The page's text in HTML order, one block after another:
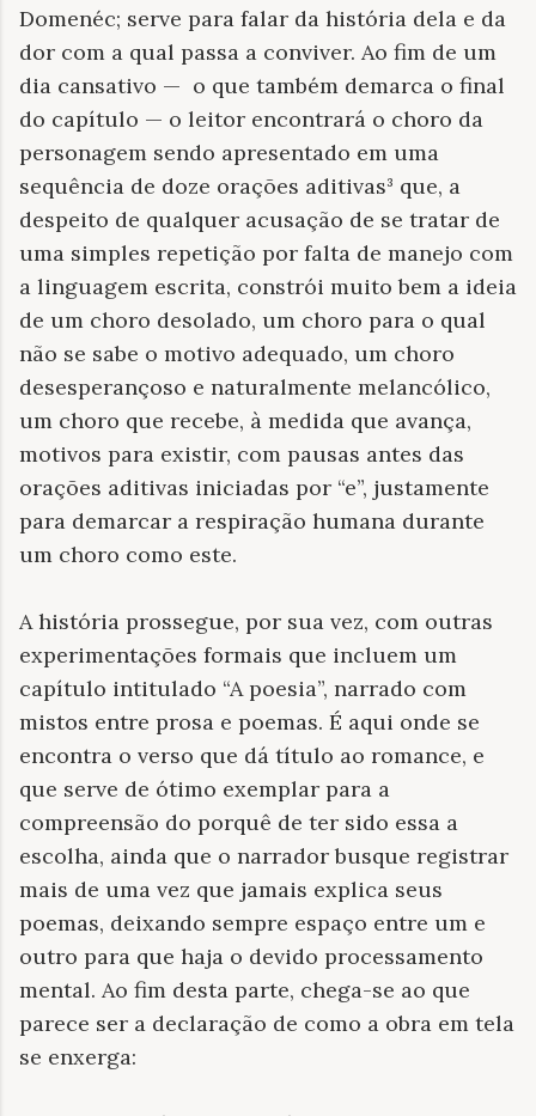
Domenéc; serve para falar da história dela e da
dor com a qual passa a conviver. Ao fim de um
dia cansativo — o que também demarca o final
do capítulo — o leitor encontrará o choro da
personagem sendo apresentado em uma
sequência de doze orações aditivas³ que, a
despeito de qualquer acusação de se tratar de
uma simples repetição por falta de manejo com
a linguagem escrita, constrói muito bem a ideia
de um choro desolado, um choro para o qual
não se sabe o motivo adequado, um choro
desesperançoso e naturalmente melancólico,
um choro que recebe, à medida que avança,
motivos para existir, com pausas antes das
orações aditivas iniciadas por “e”, justamente
para demarcar a respiração humana durante
um choro como este.
A história prossegue, por sua vez, com outras
experimentações formais que incluem um
capítulo intitulado “A poesia”, narrado com
mistos entre prosa e poemas. É aqui onde se
encontra o verso que dá título ao romance, e
que serve de ótimo exemplar para a
compreensão do porquê de ter sido essa a
escolha, ainda que o narrador busque registrar
mais de uma vez que jamais explica seus
poemas, deixando sempre espaço entre um e
outro para que haja o devido processamento
mental. Ao fim desta parte, chega-se ao que
parece ser a declaração de como a obra em tela
se enxerga: